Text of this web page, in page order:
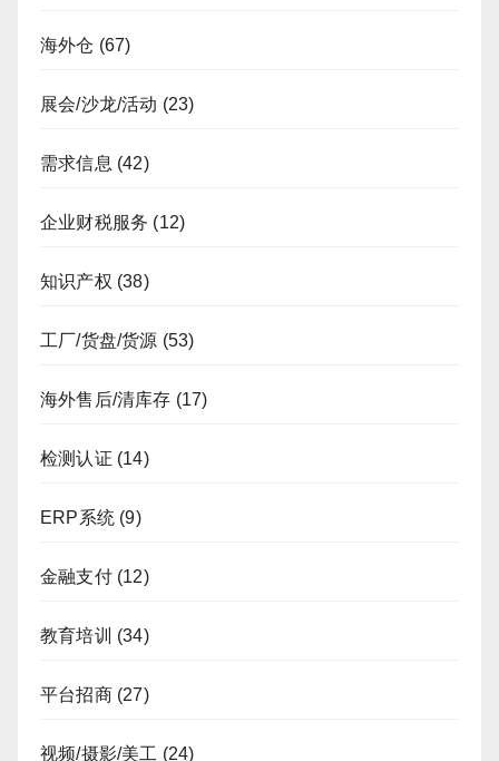
海外仓 (67)
展会/沙龙/活动 (23)
需求信息 (42)
企业财税服务 (12)
知识产权 (38)
工厂/货盘/货源 (53)
海外售后/清库存 (17)
检测认证 (14)
ERP系统 (9)
金融支付(12)
教育培训 (34)
平台招商(27)
视频/摄影/美工 (24)